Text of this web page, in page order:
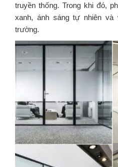
truyền thống. Trong khi đó,
xanh, ánh sáng tự nhiên và
trường.